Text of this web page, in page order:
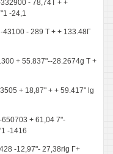
- 78,74Т + +
-24,1
- 289 Т + + 133.48Г
+ 55.837"--28.2674g Т +
+ 18,87" + + 59.417" lg
+ 61,04 7"-
-1416
-12,97"- 27,38rig Г+